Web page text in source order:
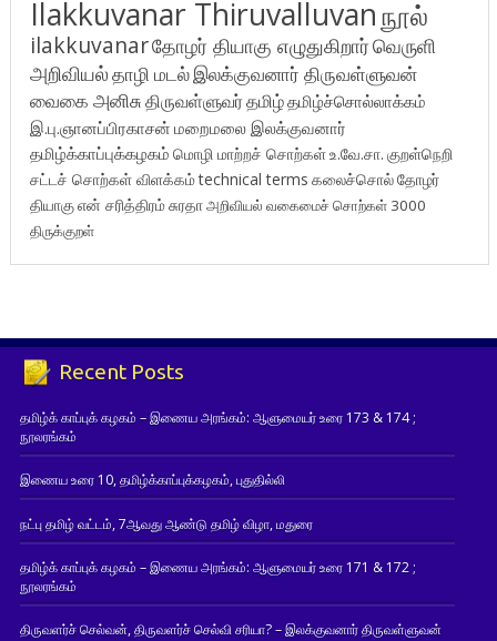
Ilakkuvanar Thiruvalluvanநூல்
ilakkuvanarதோழர் தியாகு எழுதுகிறார்வெருளி
அறிவியல்தாழி மடல்இலக்குவனார் திருவள்ளுவன்
வைகை அனிசுதிருவள்ளுவர்தமிழ்தமிழ்ச்சொல்லாக்கம்
இ.பு.ஞானப்பிரகாசன் மறைமலை இலக்குவனார்
தமிழ்க்காப்புக்கழகம் மொழி மாற்றச் சொற்கள்உ.வே.சா. குறள்நெறி
சட்டச் சொற்கள் விளக்கம்technical terms கலைச்சொல்தோழர்
தியாகுஎன் சரித்திரம்சுரதாஅறிவியல் வகைமைச் சொற்கள் 3000
திருக்குறள்
Recent Posts
தமிழ்க் காப்புக் கழகம் – இணைய அரங்கம்: ஆளுமையர் உரை 173 & 174 ;
நூலரங்கம்
இணைய உரை 10, தமிழ்க்காப்புக்கழகம், புதுதில்லி
நட்பு தமிழ் வட்டம், 7ஆவது ஆண்டு தமிழ் விழா, மதுரை
தமிழ்க் காப்புக் கழகம் – இணைய அரங்கம்: ஆளுமையர் உரை 171 & 172 ;
நூலரங்கம்
திருவளர்ச் செல்வன், திருவளர்ச் செல்வி சரியா? – இலக்குவனார் திருவள்ளுவன்